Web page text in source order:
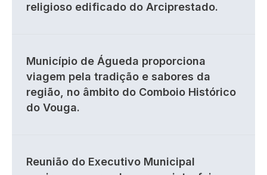
religioso edificado do Arciprestado.
Município de Águeda proporciona
viagem pela tradição e sabores da
região, no âmbito do Comboio Histórico
do Vouga.
Reunião do Executivo Municipal